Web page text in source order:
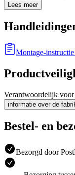
Lees meer
Montage-instructie
Verantwoordelijk
informatie over de
Bestel- en
Bezorgd door